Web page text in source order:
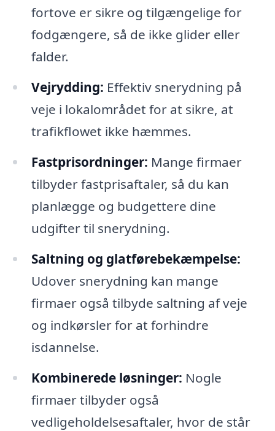
fortove er sikre og tilgængelige for
fodgængere, så de ikke glider eller
falder.
Vejrydding: Effektiv snerydning på
veje i lokalområdet for at sikre, at
trafikflowet ikke hæmmes.
Fastprisordninger: Mange firmaer
tilbyder fastprisaftaler, så du kan
planlægge og budgettere dine
udgifter til snerydning.
Saltning og glatførebekæmpelse:
Udover snerydning kan mange
firmaer også tilbyde saltning af veje
og indkørsler for at forhindre
isdannelse.
Kombinerede løsninger: Nogle
firmaer tilbyder også
vedligeholdelsesaftaler, hvor de står